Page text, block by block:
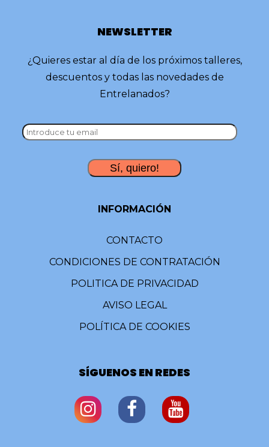
NEWSLETTER
¿Quieres estar al día de los próximos talleres,
descuentos y todas las novedades de
Entrelanados?
INFORMACIÓN
CONTACTO
CONDICIONES DE CONTRATACIÓN
POLITICA DE PRIVACIDAD
AVISO LEGAL
POLÍTICA DE COOKIES
SÍGUENOS EN REDES